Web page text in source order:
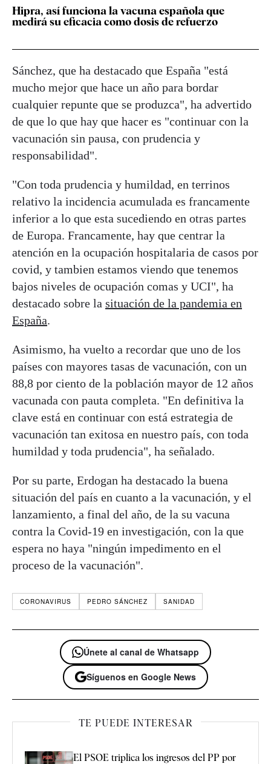
Hipra, así funciona la vacuna española que
medirá su eficacia como dosis de refuerzo
Sánchez, que ha destacado que España "está
mucho mejor que hace un año para bordar
cualquier repunte que se produzca", ha advertido
de que lo que hay que hacer es "continuar con la
vacunación sin pausa, con prudencia y
responsabilidad".
"Con toda prudencia y humildad, en terrinos
relativo la incidencia acumulada es francamente
inferior a lo que esta sucediendo en otras partes
de Europa. Francamente, hay que centrar la
atención en la ocupación hospitalaria de casos por
covid, y tambien estamos viendo que tenemos
bajos niveles de ocupación comas y UCI", ha
destacado sobre la situación de la pandemia en
España.
Asimismo, ha vuelto a recordar que uno de los
países con mayores tasas de vacunación, con un
88,8 por ciento de la población mayor de 12 años
vacunada con pauta completa. "En definitiva la
clave está en continuar con está estrategia de
vacunación tan exitosa en nuestro país, con toda
humildad y toda prudencia", ha señalado.
Por su parte, Erdogan ha destacado la buena
situación del país en cuanto a la vacunación, y el
lanzamiento, a final del año, de la su vacuna
contra la Covid-19 en investigación, con la que
espera no haya "ningún impedimento en el
proceso de la vacunación".
CORONAVIRUS PEDRO SÁNCHEZ SANIDAD
Únete al canal de Whatsapp
Síguenos en Google News
TE PUEDE INTERESAR
El PSOE triplica los ingresos del PP por